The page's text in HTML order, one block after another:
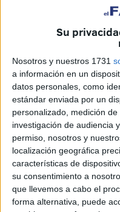
Su
Nosotros y nuestros 1731
a información en un
datos personales, como
estándar enviada por un
personalizado, medición de
investigación de audiencia
permiso, nosotros y
localización geográfica
características de
su consentimiento a
que llevemos a cabo el
forma alternativa, puede
Imagen cedida
Este lunes, la policía
coordinación con la
Instancia de Tetuán,
de una página de